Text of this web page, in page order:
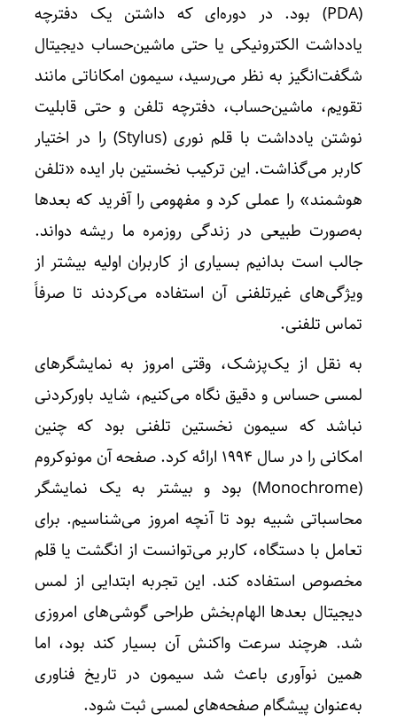
(PDA) بود. در دوره‌ای که داشتن یک دفترچه
یادداشت الکترونیکی یا حتی ماشین‌حساب دیجیتال
شگفت‌انگیز به نظر می‌رسید، سیمون امکاناتی مانند
تقویم، ماشین‌حساب، دفترچه تلفن و حتی قابلیت
نوشتن یادداشت با قلم نوری (Stylus) را در اختیار
کاربر می‌گذاشت. این ترکیب نخستین بار ایده «تلفن
هوشمند» را عملی کرد و مفهومی را آفرید که بعدها
به‌صورت طبیعی در زندگی روزمره ما ریشه دواند.
جالب است بدانیم بسیاری از کاربران اولیه بیشتر از
ویژگی‌های غیرتلفنی آن استفاده می‌کردند تا صرفاً
تماس تلفنی.
به نقل از یک‌پزشک، وقتی امروز به نمایشگرهای
لمسی حساس و دقیق نگاه می‌کنیم، شاید باورکردنی
نباشد که سیمون نخستین تلفنی بود که چنین
امکانی را در سال ۱۹۹۴ ارائه کرد. صفحه آن مونوکروم
(Monochrome) بود و بیشتر به یک نمایشگر
محاسباتی شبیه بود تا آنچه امروز می‌شناسیم. برای
تعامل با دستگاه، کاربر می‌توانست از انگشت یا قلم
مخصوص استفاده کند. این تجربه ابتدایی از لمس
دیجیتال بعدها الهام‌بخش طراحی گوشی‌های امروزی
شد. هرچند سرعت واکنش آن بسیار کند بود، اما
همین نوآوری باعث شد سیمون در تاریخ فناوری
به‌عنوان پیشگام صفحه‌های لمسی ثبت شود.